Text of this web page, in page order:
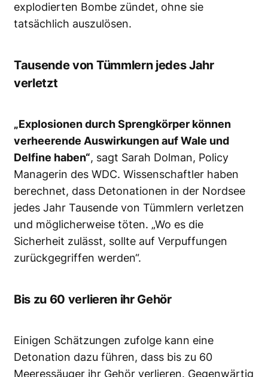
explodierten Bombe zündet, ohne sie
tatsächlich auszulösen.
Tausende von Tümmlern jedes Jahr
verletzt
„Explosionen durch Sprengkörper können
verheerende Auswirkungen auf Wale und
Delfine haben“, sagt Sarah Dolman, Policy
Managerin des WDC. Wissenschaftler haben
berechnet, dass Detonationen in der Nordsee
jedes Jahr Tausende von Tümmlern verletzen
und möglicherweise töten. „Wo es die
Sicherheit zulässt, sollte auf Verpuffungen
zurückgegriffen werden“.
Bis zu 60 verlieren ihr Gehör
Einigen Schätzungen zufolge kann eine
Detonation dazu führen, dass bis zu 60
Meeressäuger ihr Gehör verlieren. Gegenwärtig